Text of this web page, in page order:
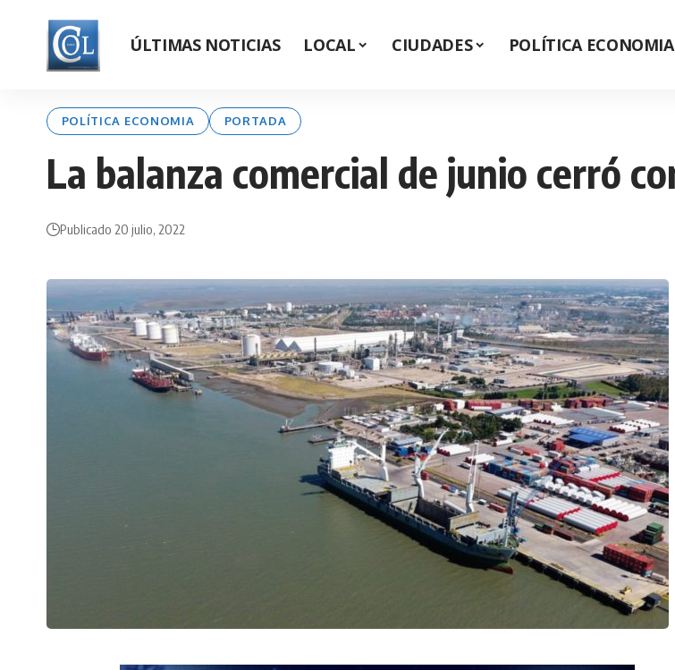
ÚLTIMAS NOTICIAS LOCAL CIUDADES POLÍTICA ECONOMIA
POLÍTICA ECONOMIA PORTADA
La balanza comercial de junio cerró
Publicado 20 julio, 2022